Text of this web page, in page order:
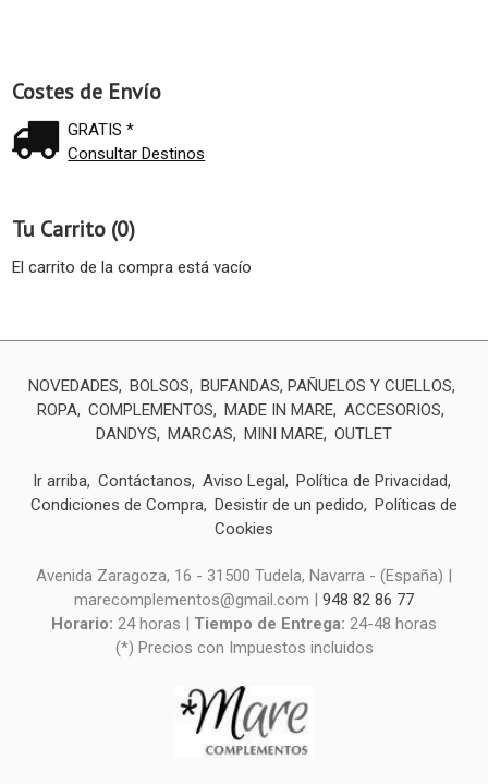
Costes de Envío
GRATIS *
Consultar Destinos
Tu Carrito (0)
El carrito de la compra está vacío
NOVEDADES BOLSOS
BUFANDAS, PAÑUELOS Y CUELLOS
ROPA COMPLEMENTOS MADE IN MARE ACCESORIOS
DANDYS
MARCAS MINI MARE OUTLET
Ir arriba Contáctanos Aviso Legal
Política de Privacidad
Condiciones de Compra
Desistir de un pedido
Políticas de
Cookies
Avenida Zaragoza, 16 - 31500 Tudela, Navarra - (España) |
marecomplementos@gmail.com | 948 82 86 77
Horario: 24 horas | Tiempo de Entrega: 24-48 horas
(*) Precios con Impuestos incluidos